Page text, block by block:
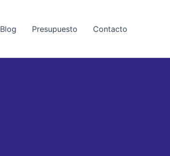
Blog Presupuesto Contacto